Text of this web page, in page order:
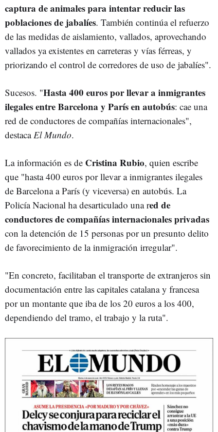
captura de animales para intentar reducir las
poblaciones de jabalíes. También continúa el refuerzo
de las medidas de aislamiento, vallados, aprovechando
vallados ya existentes en carreteras y vías férreas, y
priorizando el control de corredores de uso de jabalíes".
Sucesos. "Hasta 400 euros por llevar a inmigrantes
ilegales entre Barcelona y París en autobús: cae una
red de conductores de compañías internacionales",
destacaEl Mundo.
La información es de Cristina Rubio, quien escribe
que "hasta 400 euros por llevar a inmigrantes ilegales
de Barcelona a París (y viceversa) en autobús. La
Policía Nacional ha desarticulado una red de
conductores de compañías internacionales privadas
con la detención de 15 personas por un presunto delito
de favorecimiento de la inmigración irregular".
"En concreto, facilitaban el transporte de extranjeros sin
documentación entre las capitales catalana y francesa
por un montante que iba de los 20 euros a los 400,
dependiendo del tramo, el trabajo y la ruta".